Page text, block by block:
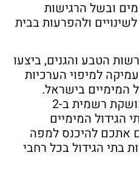
ובשל הרגישות
ולהפרעות בבית
הטבע והגנים, ביצעו
למיפוי הערכיות
המימיים בישראל.
באופן סמלי, מערכת זו מושקת רשמית ב-2
הגידול המימיים
אתכם להיכנס למפה
בתי הגידול בכל רחבי